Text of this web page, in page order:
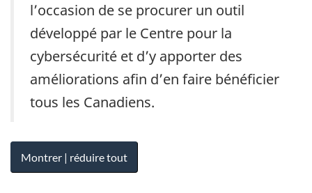
l’occasion de se procurer un outil
développé par le Centre pour la
cybersécurité et d’y apporter des
améliorations afin d’en faire bénéficier
tous les Canadiens.
Montrer | réduire tout